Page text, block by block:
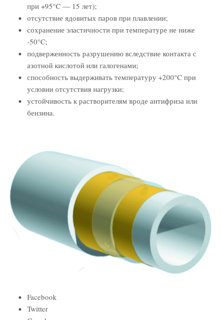
при +95°C — 15 лет);
отсутствие ядовитых паров при плавлении;
сохранение эластичности при температуре не ниже
-50°C;
подверженность разрушению вследствие контакта с
азотной кислотой или галогенами;
способность выдерживать температуру +200°C при
условии отсутствия нагрузки;
устойчивость к растворителям вроде антифриза или
бензина.
Facebook
Twitter